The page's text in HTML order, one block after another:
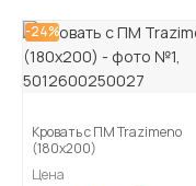
-24%
Кровать с ПМ Trazimeno
(180х200)
Цена